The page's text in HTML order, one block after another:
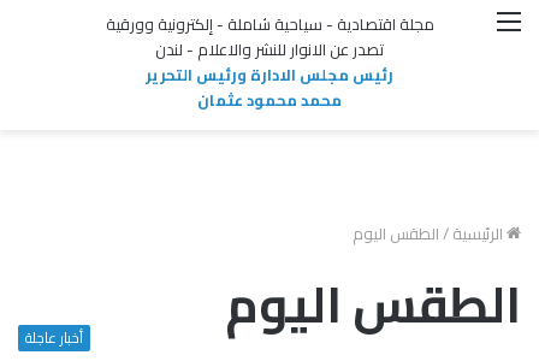
مجلة اقتصادية - سياحية شاملة - إلكترونية وورقية
تصدر عن الانوار للنشر والاعلام - لندن
رئيس مجلس الادارة ورئيس التحرير
محمد محمود عثمان
القائمة
الرئيسية/الطقس اليوم
الطقس اليوم
أخبار عاجلة